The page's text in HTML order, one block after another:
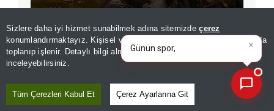
Sizlere daha iyi hizmet sunabilmek adına sitemizdeçerez
konumlandırmaktayız. Kişisel verileriniz, KVKK ve GDPR kapsamında
toplanıp işlenir. Detaylı bilgi almak içinAydınlatma Metnimizi
inceleyebilirsiniz.
Tüm Çerezleri Kabul Et Çerez Ayarlarına Git
ÖNERİLEN HABERLER
EMLAK
×
Günün spor, gündem ve
ekonomi gelişmelerini analiz